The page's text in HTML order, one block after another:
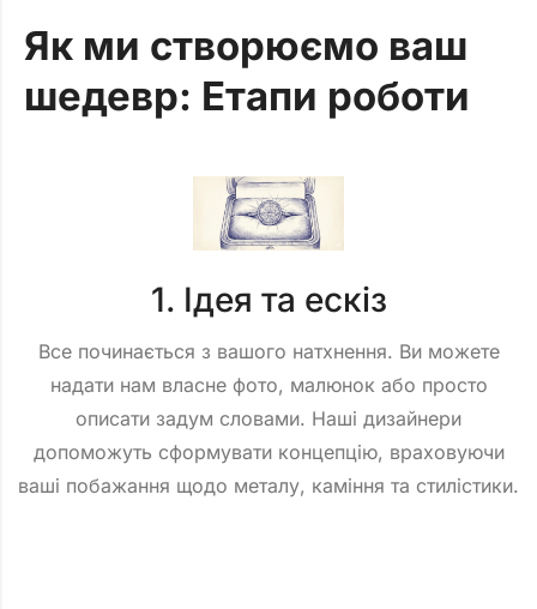
Як ми створюємо ваш
шедевр: Етапи роботи
1. Ідея та ескіз
Все починається з вашого натхнення. Ви можете
надати нам власне фото, малюнок або просто
описати задум словами. Наші дизайнери
допоможуть сформувати концепцію, враховуючи
ваші побажання щодо металу, каміння та стилістики.